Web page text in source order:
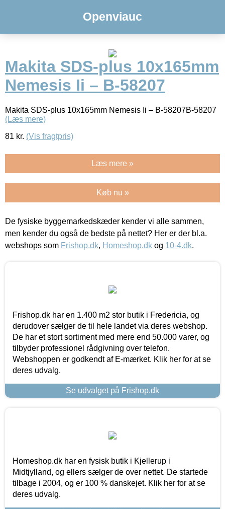
Openviauc
Makita SDS-plus 10x165mm
Nemesis Ii – B-58207
Makita SDS-plus 10x165mm Nemesis Ii – B-58207B-58207
(Læs mere)
81 kr. (Vis fragtpris)
Læs mere »
Køb nu »
De fysiske byggemarkedskæder kender vi alle sammen,
men kender du også de bedste på nettet? Her er der bl.a.
webshops som Frishop.dk, Homeshop.dk og 10-4.dk.
Frishop.dk har en 1.400 m2 stor butik i Fredericia, og
derudover sælger de til hele landet via deres webshop.
De har et stort sortiment med mere end 50.000 varer, og
tilbyder professionel rådgivning over telefon.
Webshoppen er godkendt af E-mærket. Klik her for at se
deres udvalg.
Se udvalget på Frishop.dk
Homeshop.dk har en fysisk butik i Kjellerup i
Midtjylland, og ellers sælger de over nettet. De startede
tilbage i 2004, og er 100 % danskejet. Klik her for at se
deres udvalg.